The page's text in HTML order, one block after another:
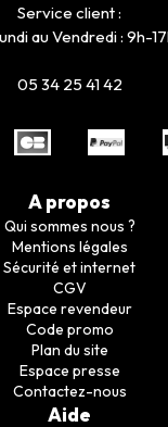
Service client :
au Vendredi : 9h-
05 34 25 41 42
A propos
Qui sommes nous ?
Mentions légales
Sécurité et internet
CGV
Espace revendeur
Code promo
Plan du site
Espace presse
Contactez-nous
Aide